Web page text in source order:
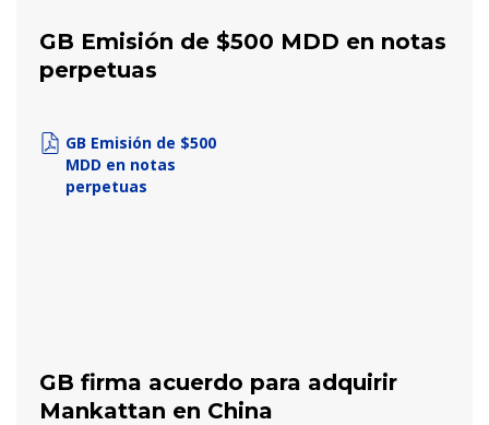
GB Emisión de $500 MDD en notas
perpetuas
GB Emisión de $500
MDD en notas
perpetuas
GB firma acuerdo para adquirir
Mankattan en China